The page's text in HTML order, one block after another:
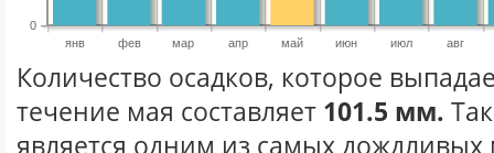
янв фев мар апр май июн июл авг
0
Количество осадков, которое
течение мая составляет 101.5 мм.
является одним из самых дождливых